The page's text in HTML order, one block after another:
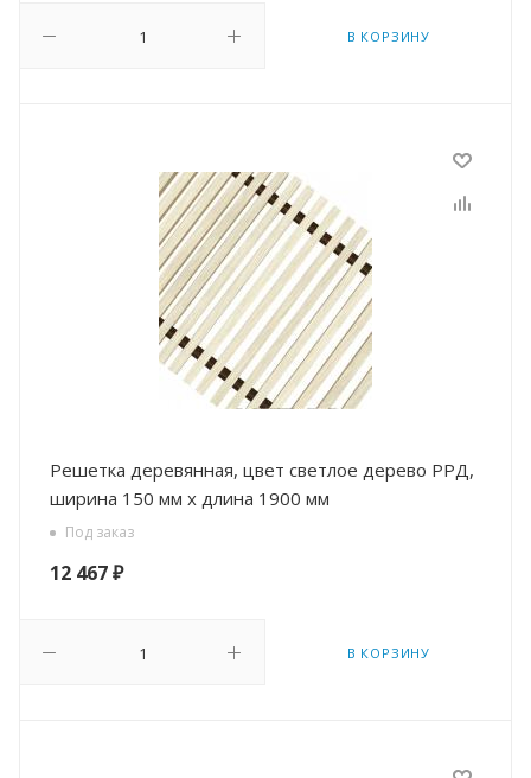
В КОРЗИНУ
Решетка деревянная, цвет светлое дерево РРД,
ширина 150 мм х длина 1900 мм
Под заказ
12 467₽
В КОРЗИНУ